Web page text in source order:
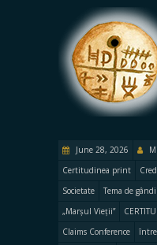
June 28, 2026
Certitudinea print
Societate
Tema de
„Marșul Vieții”
Claims Conference
între